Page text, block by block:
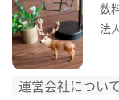
数
法
運営会社について